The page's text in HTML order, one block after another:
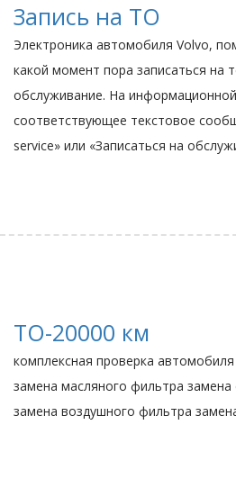
Запись на ТО
Электроника автомобиля Volvo,
какой момент пора записаться на
обслуживание. На
соответствующее текстовое
service» или «Записаться на
ТО-20000 км
комплексная проверка
замена масляного фильтра
замена воздушного фильтра